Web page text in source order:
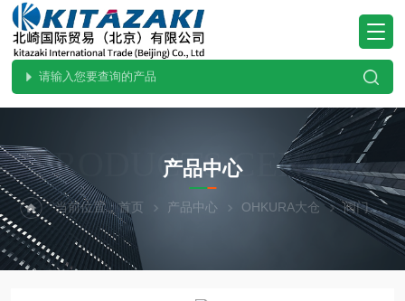
PRODUCTS CENTER
产品中心
当前位置：首页 产品中心 OHKURA大仓 阀门